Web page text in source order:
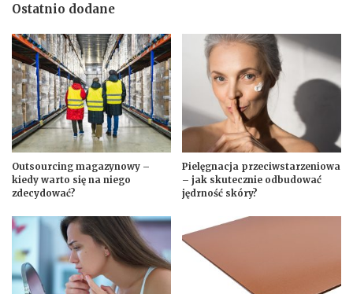
Ostatnio dodane
Outsourcing magazynowy –
kiedy warto się na niego
zdecydować?
Pielęgnacja przeciwstarzeniowa
– jak skutecznie odbudować
jędrność skóry?